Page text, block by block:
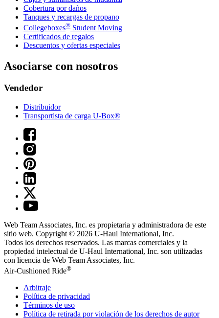
Cobertura por daños
Tanques y recargas de propano
Collegeboxes® Student Moving
Certificados de regalos
Descuentos y ofertas especiales
Asociarse con nosotros
Vendedor
Distribuidor
Transportista de carga U-Box®
Web Team Associates, Inc. es propietaria y administradora de este
sitio web. Copyright © 2026 U-Haul International, Inc.
Todos los derechos reservados. Las marcas comerciales y la
propiedad intelectual de U-Haul International, Inc. son utilizadas
con licencia de Web Team Associates, Inc.
Air-Cushioned Ride®
Arbitraje
Política de privacidad
Términos de uso
Política de retirada por violación de los derechos de autor